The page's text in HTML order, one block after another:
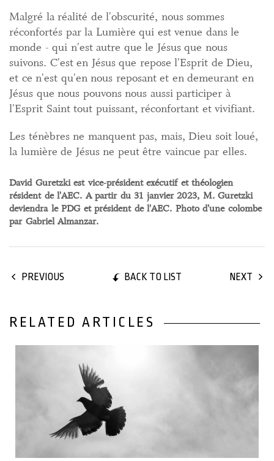
Malgré la réalité de l'obscurité, nous sommes
réconfortés par la Lumière qui est venue dans le
monde - qui n'est autre que le Jésus que nous
suivons. C'est en Jésus que repose l'Esprit de Dieu,
et ce n'est qu'en nous reposant et en demeurant en
Jésus que nous pouvons nous aussi participer à
l'Esprit Saint tout puissant, réconfortant et vivifiant.
Les ténèbres ne manquent pas, mais, Dieu soit loué,
la lumière de Jésus ne peut être vaincue par elles.
David Guretzkiest vice-président exécutif et théologien
résident de l'AEC. A partir du 31 janvier 2023, M. Guretzki
deviendra le PDG et président de l'AEC. Photo d'une colombe
par Gabriel Almanzar.
PREVIOUS BACK TO LIST NEXT
RELATED ARTICLES